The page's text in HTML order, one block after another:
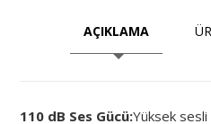
AÇIKLAMA
110 dB Ses Gücü:Yüksek sesli